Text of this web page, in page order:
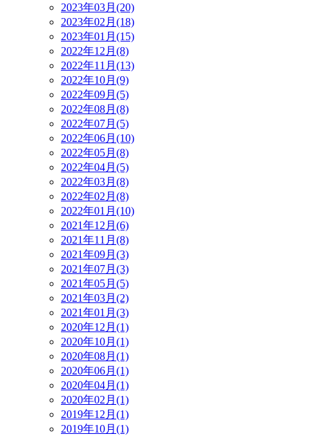
2023年03月(20)
2023年02月(18)
2023年01月(15)
2022年12月(8)
2022年11月(13)
2022年10月(9)
2022年09月(5)
2022年08月(8)
2022年07月(5)
2022年06月(10)
2022年05月(8)
2022年04月(5)
2022年03月(8)
2022年02月(8)
2022年01月(10)
2021年12月(6)
2021年11月(8)
2021年09月(3)
2021年07月(3)
2021年05月(5)
2021年03月(2)
2021年01月(3)
2020年12月(1)
2020年10月(1)
2020年08月(1)
2020年06月(1)
2020年04月(1)
2020年02月(1)
2019年12月(1)
2019年10月(1)